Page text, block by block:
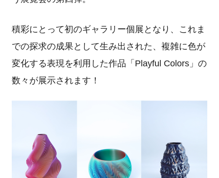
積彩にとって初のギャラリー個展となり、これま
での探求の成果として生み出された、複雑に色が
変化する表現を利用した作品「Playful Colors」の
数々が展示されます！